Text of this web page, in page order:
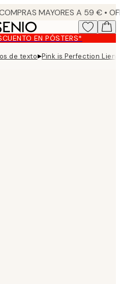
EN PÓSTERS*
de texto▸Pink is Perfection